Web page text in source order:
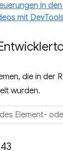
in
mit
die in der
wurden.